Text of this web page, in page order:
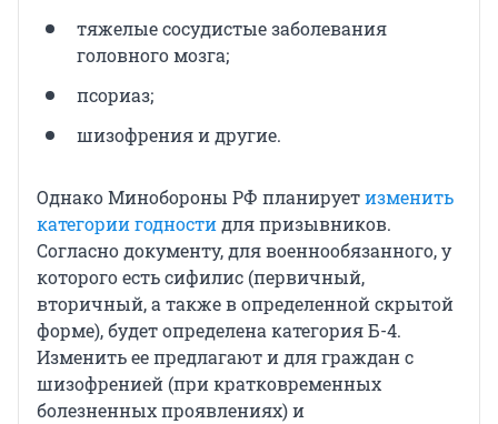
тяжелые сосудистые заболевания
головного мозга;
псориаз;
шизофрения и другие.
Однако Минобороны РФ планируетизменить
категории годностидля призывников.
Согласно документу, для военнообязанного, у
которого есть сифилис (первичный,
вторичный, а также в определенной скрытой
форме), будет определена категория Б-4.
Изменить ее предлагают и для граждан с
шизофренией (при кратковременных
болезненных проявлениях) и